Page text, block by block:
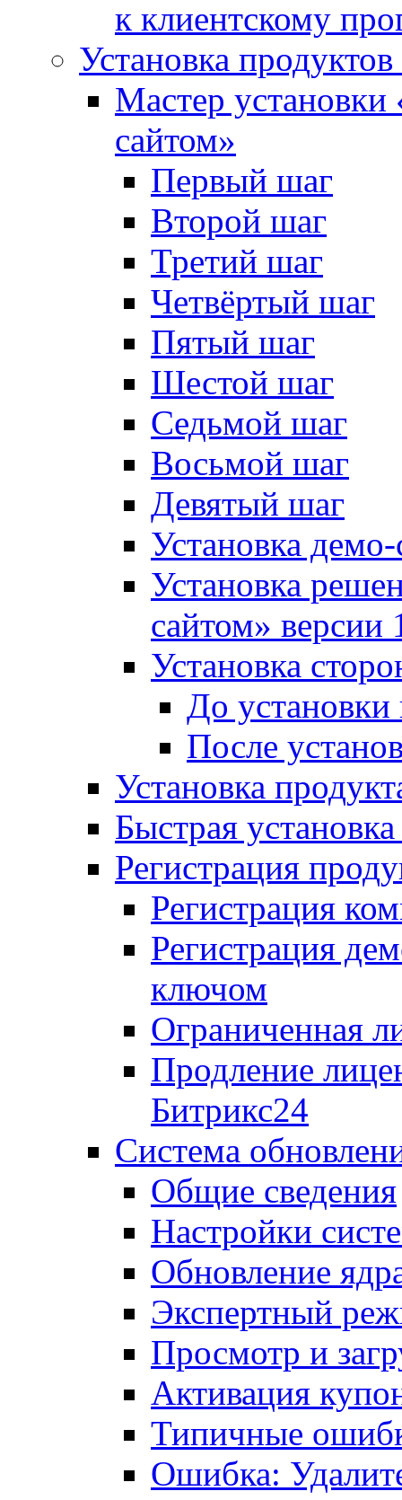
к клиентскому
Установка
Мастер
сайтом»
Первый шаг
Второй шаг
Третий шаг
Четвёртый шаг
Пятый шаг
Шестой шаг
Седьмой шаг
Восьмой шаг
Девятый шаг
Установка
Установка
сайтом»
Установка
До установки
После
Установка
Быстрая
Регистрация
Регистрация
Регистрация
ключом
Ограниченная
Продление
Битрикс24
Система
Общие сведения
Настройки
Обновление
Экспертный
Просмотр и
Активация
Типичные
Ошибка: